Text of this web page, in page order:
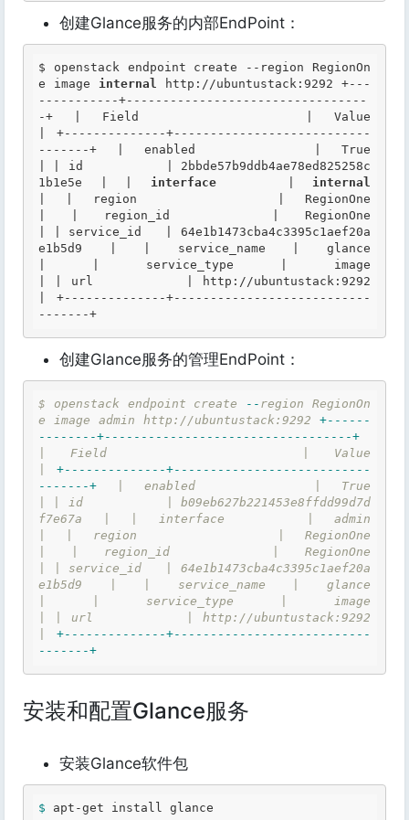
创建Glance服务的内部EndPoint：
$ openstack endpoint create --region RegionOn
e image internal http://ubuntustack:9292 +---
-----------+---------------------------------
-+ | Field        | Value
| +--------------+---------------------------
-------+ | enabled      | True
| | id           | 2bbde57b9ddb4ae78ed825258c
1b1e5e | | interface
    |
internal
| | region       | RegionOne
| | region_id    | RegionOne
| | service_id   | 64e1b1473cba4c3395c1aef20a
e1b5d9 | | service_name | glance
| | service_type | image
| | url          | http://ubuntustack:9292
| +--------------+---------------------------
-------+
创建Glance服务的管理EndPoint：
$ openstack endpoint create - - region
RegionOn
e
image admin http://ubuntustack:9292 +- - - - - -
- - - - - - - -+- - - - - - - - - - - - - - - - - - - - - - - - - - - - - - - - - -+
Field
Value
+- - - - - - - - - - - - - -+- - - - - - - - - - - - - - - - - - - - - - - - - - -
- - - - - - -+ enabled
True
id
b09eb627b221453e8ffdd99d7d
f7e67a
interface
admin
region
RegionOne
region_id
RegionOne
service_id
64e1b1473cba4c3395c1aef20a
e1b5d9
service_name
glance
service_type
image
url
http://ubuntustack:9292
+- - - - - - - - - - - - - -+- - - - - - - - - - - - - - - - - - - - - - - - - - -
- - - - - - -+
安装和配置Glance服务
安装Glance软件包
$ apt-get install glance